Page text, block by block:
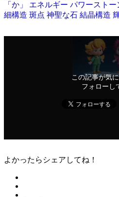
「か」 エネルギー パワーストー
細構造 斑点 神聖な石 結晶構造
この記事が気
フォローし
よかったらシェアしてね！